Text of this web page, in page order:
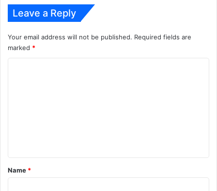
Leave a Reply
Your email address will not be published. Required fields are
marked *
*
Name *